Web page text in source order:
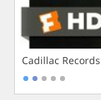
Cadillac